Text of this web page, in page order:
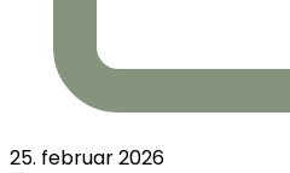
25. februar 2026